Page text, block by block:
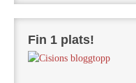
Fin 1 plats!